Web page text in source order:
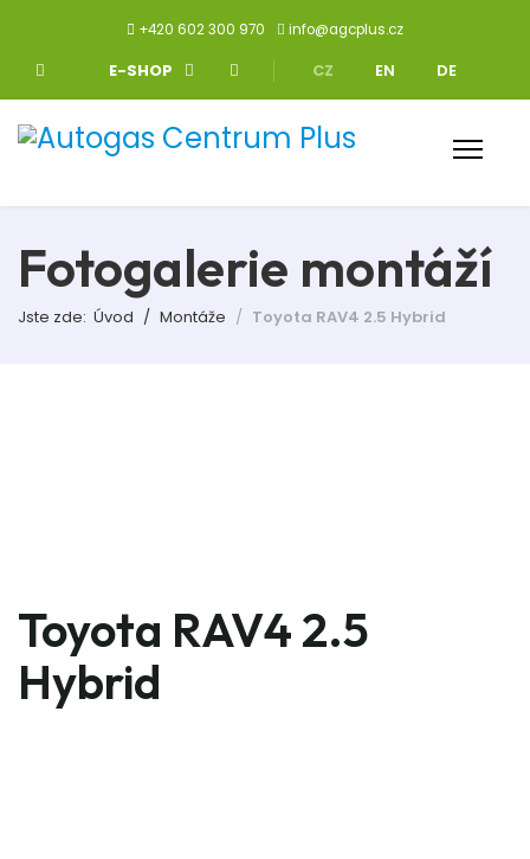
+420 602 300 970 info@agcplus.cz
E-SHOP Zvolte jazyk
CZ EN DE
Fotogalerie montáží
Jste zde: Úvod Montáže Toyota RAV4 2.5 Hybrid
Toyota RAV4 2.5
Hybrid